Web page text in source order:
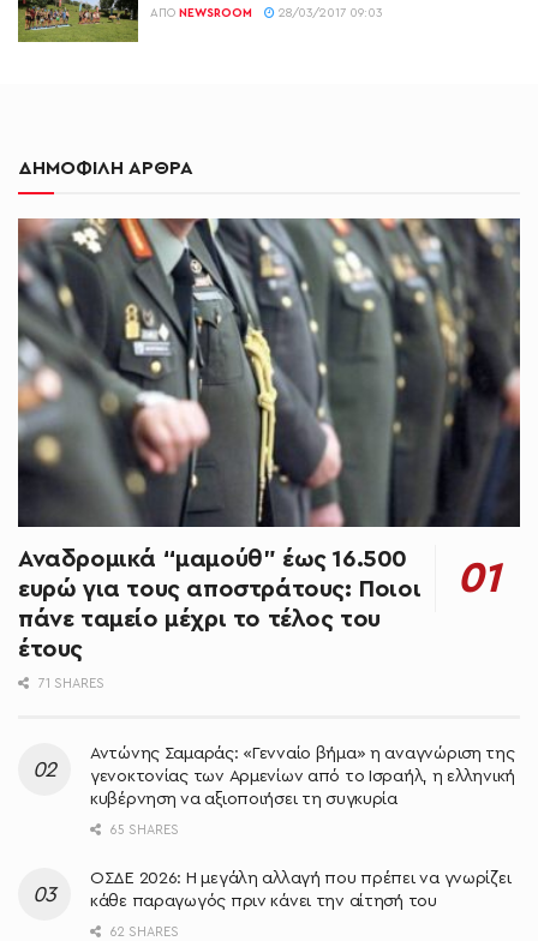
ΑΠΌ NEWSROOM 28/03/2017 09:03
ΔΗΜΟΦΙΛΗ ΑΡΘΡΑ
Αναδρομικά “μαμούθ” έως 16.500
ευρώ για τους αποστράτους: Ποιοι
πάνε ταμείο μέχρι το τέλος του
έτους
71 SHARES
Αντώνης Σαμαράς: «Γενναίο βήμα» η αναγνώριση της
γενοκτονίας των Αρμενίων από το Ισραήλ, η ελληνική
κυβέρνηση να αξιοποιήσει τη συγκυρία
65 SHARES
ΟΣΔΕ 2026: Η μεγάλη αλλαγή που πρέπει να γνωρίζει
κάθε παραγωγός πριν κάνει την αίτησή του
62 SHARES